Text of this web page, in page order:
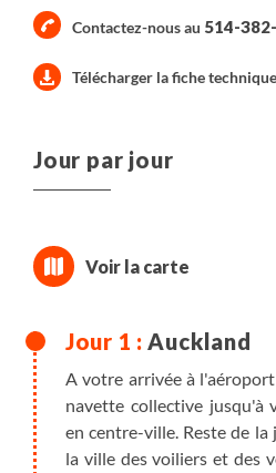
Contactez-nous au 514-
Télécharger la fiche technique
Jour par jour
Auckland
A votre arrivée à
navette collective jusqu'à
en centre-ville. Reste de
la ville des voiliers et des